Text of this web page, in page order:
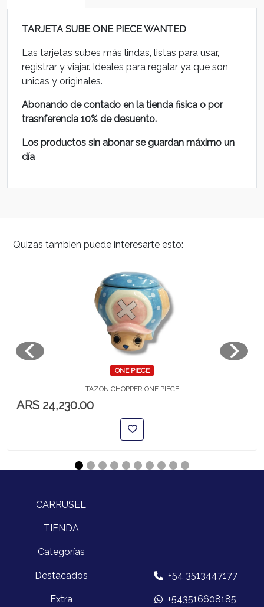
TARJETA SUBE ONE PIECE WANTED
Las tarjetas subes más lindas, listas para usar,
registrar y viajar. Ideales para regalar ya que son
unicas y originales.
Abonando de contado en la tienda fisica o por
trasnferencia 10% de desuento.
Los productos sin abonar se guardan máximo un
día
Quizas tambien puede interesarte esto:
ONE PIECE
TAZON CHOPPER ONE PIECE
ARS 24,230.00
CARRUSEL
TIENDA
Categorías
Destacados
Extra
+54 3513447177
+543516608185